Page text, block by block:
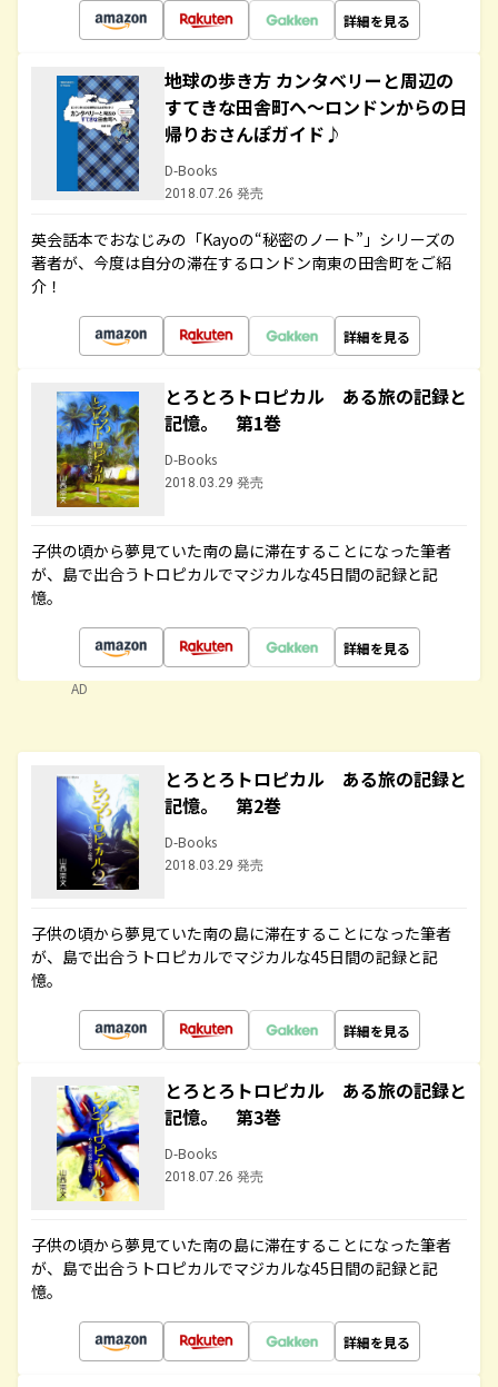
詳細を見る
地球の歩き方 カンタベリーと周辺の
すてきな田舎町へ～ロンドンからの日
帰りおさんぽガイド♪
D-Books
2018.07.26 発売
英会話本でおなじみの「Kayoの“秘密のノート”」シリーズの
著者が、今度は自分の滞在するロンドン南東の田舎町をご紹
介！
詳細を見る
とろとろトロピカル ある旅の記録と
記憶。 第1巻
D-Books
2018.03.29 発売
子供の頃から夢見ていた南の島に滞在することになった筆者
が、島で出合うトロピカルでマジカルな45日間の記録と記
憶。
詳細を見る
AD
とろとろトロピカル ある旅の記録と
記憶。 第2巻
D-Books
2018.03.29 発売
子供の頃から夢見ていた南の島に滞在することになった筆者
が、島で出合うトロピカルでマジカルな45日間の記録と記
憶。
詳細を見る
とろとろトロピカル ある旅の記録と
記憶。 第3巻
D-Books
2018.07.26 発売
子供の頃から夢見ていた南の島に滞在することになった筆者
が、島で出合うトロピカルでマジカルな45日間の記録と記
憶。
詳細を見る